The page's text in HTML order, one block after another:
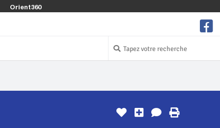
Orient360